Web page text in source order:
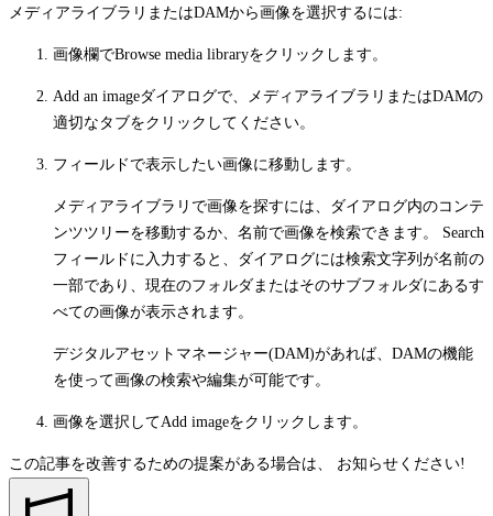
メディアライブラリまたはDAMから画像を選択するには:
画像欄でBrowse media libraryをクリックします。
Add an imageダイアログで、メディアライブラリまたはDAMの
適切なタブをクリックしてください。
フィールドで表示したい画像に移動します。
メディアライブラリで画像を探すには、ダイアログ内のコンテ
ンツツリーを移動するか、名前で画像を検索できます。 Search
フィールドに入力すると、ダイアログには検索文字列が名前の
一部であり、現在のフォルダまたはそのサブフォルダにあるす
べての画像が表示されます。
デジタルアセットマネージャー(DAM)があれば、DAMの機能
を使って画像の検索や編集が可能です。
画像を選択してAdd imageをクリックします。
この記事を改善するための提案がある場合は、 お知らせください!